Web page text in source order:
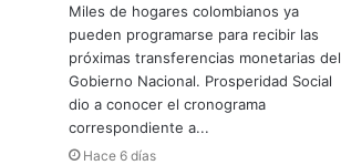
Miles de hogares colombianos ya
pueden programarse para recibir las
próximas transferencias monetarias del
Gobierno Nacional. Prosperidad Social
dio a conocer el cronograma
correspondiente a...
Hace 6 días